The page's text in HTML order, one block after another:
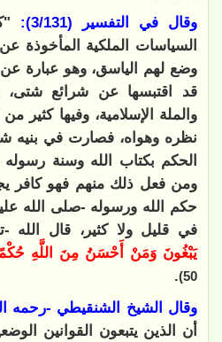
وقال في التفسير (3/131):
السياسات الملكية المأخوذة
وضع لهم الياسق، وهو عبارة
قد اقتبسها عن شرائع شتى،
والملة الإسلامية، وفيها كثير
نظره وهواه، فصارت في بنيه
الحكم بكتاب الله وسنة
ومن فعل ذلك منهم فهو كافر
حكم الله ورسوله -صلى الله
في قليل ولا كثير، قال الله
يَبْغُونَ وَمَنْ أَحْسَنُ مِنَ اللَّهِ
50)
.
وقال الشيخ الشنقيطي -رحمه
أن الذين يتبعون القوانين